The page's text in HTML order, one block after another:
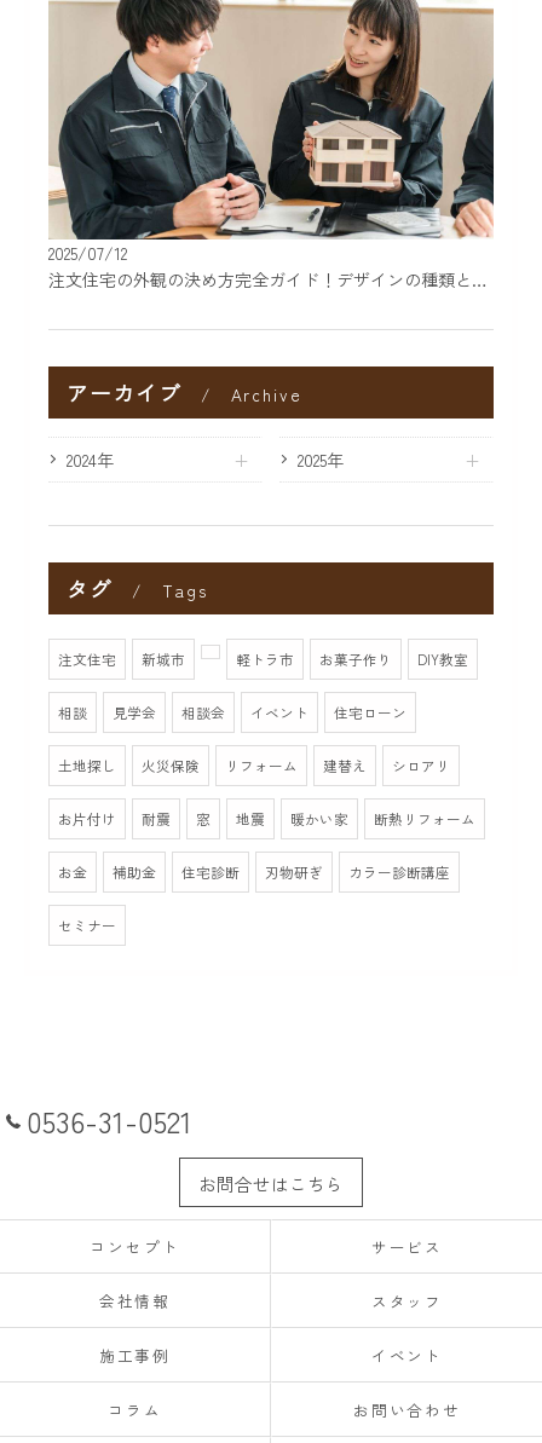
2025/07/12
注文住宅の外観の決め方完全ガイド！デザインの種類と選び方を解説
アーカイブ Archive
2024年 2025年
タグ Tags
注文住宅 新城市 軽トラ市 お菓子作り DIY教室
相談 見学会 相談会 イベント 住宅ローン
土地探し 火災保険 リフォーム 建替え シロアリ
お片付け 耐震 窓 地震 暖かい家 断熱リフォーム
お金 補助金 住宅診断 刃物研ぎ カラー診断講座
セミナー
0536-31-0521
お問合せはこちら
コンセプト サービス
会社情報 スタッフ
施工事例 イベント
コラム お問い合わせ